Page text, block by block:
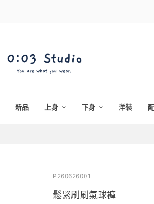
新品 上身 下身 洋裝
P260626001
鬆緊刷刷氣球褲